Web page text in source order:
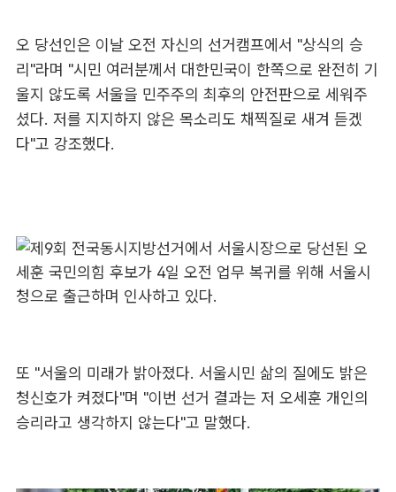
오 당선인은 이날 오전 자신의 선거캠프에서 "상식의 승
리"라며 "시민 여러분께서 대한민국이 한쪽으로 완전히 기
울지 않도록 서울을 민주주의 최후의 안전판으로 세워주
셨다. 저를 지지하지 않은 목소리도 채찍질로 새겨 듣겠
다"고 강조했다.
또 "서울의 미래가 밝아졌다. 서울시민 삶의 질에도 밝은
청신호가 켜졌다"며 "이번 선거 결과는 저 오세훈 개인의
승리라고 생각하지 않는다"고 말했다.